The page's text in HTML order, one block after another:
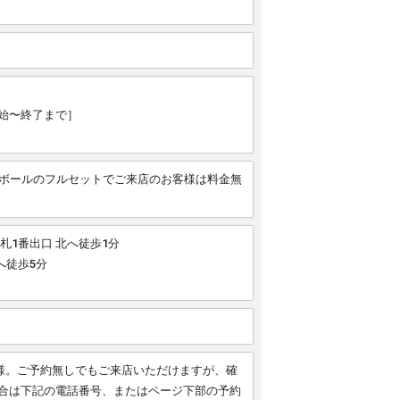
終了まで］
ールのフルセットでご来店のお客様は料金無
1番出口 北へ徒歩1分
徒歩5分
ご予約無しでもご来店いただけますが、確
は下記の電話番号、またはページ下部の予約